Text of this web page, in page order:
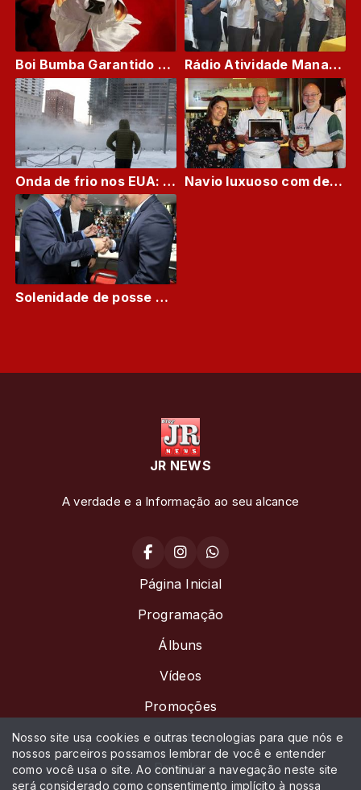
Boi Bumba Garantido conquista 32º Título para a baixa do São José Rádio Atividade Manaus recebe Troféu Líder Comunitário
Onda de frio nos EUA: As impressionantes imagens de Chicago congelada Navio luxuoso com destino a Parintins atraca no porto de Manaus
Solenidade de posse do Secretário de Estado da Educação, Luiz Castro, e Alessandro Moreira Controlador-Geral do Estado do Amazonas na sede do governo
JR NEWS
A verdade e a Informação ao seu alcance
Página Inicial
Programação
Álbuns
Vídeos
Promoções
Eventos
Recados
Nosso site usa cookies e outras tecnologias para que nós e
nossos parceiros possamos lembrar de você e entender
como você usa o site. Ao continuar a navegação neste site
será considerado como consentimento implícito à nossa